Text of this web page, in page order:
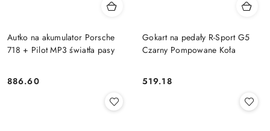
Autko na akumulator Porsche
718 + Pilot MP3 światła pasy
Cena:
886.60
Gokart na pedały R-Sport G5
Czarny Pompowane Koła
Cena:
519.18